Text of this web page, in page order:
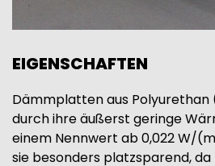
EIGENSCHAFTEN
Dämmplatten aus Polyurethan
durch ihre äußerst geringe
einem Nennwert ab 0,022 W/
sie besonders platzsparend,